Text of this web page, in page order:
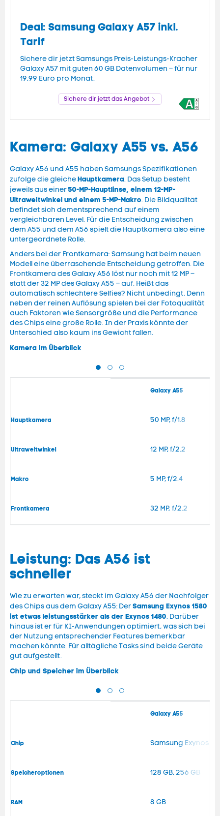
Deal: Samsung Galaxy A57 inkl.
Tarif
Sichere dir jetzt Samsungs Preis-Leistungs-Kracher
Galaxy A57 mit guten 60 GB Datenvolumen – für nur
19,99 Euro pro Monat.
Sichere dir jetzt das Angebot
Kamera: Galaxy A55 vs. A56
Galaxy A56 und A55 haben Samsungs Spezifikationen
zufolge die gleicheHauptkamera. Das Setup besteht
jeweils aus einer50-MP-Hauptlinse, einem 12-MP-
Ultraweitwinkel und einem 5-MP-Makro. Die Bildqualität
befindet sich dementsprechend auf einem
vergleichbaren Level. Für die Entscheidung zwischen
dem A55 und dem A56 spielt die Hauptkamera also eine
untergeordnete Rolle.
Anders bei der Frontkamera: Samsung hat beim neuen
Modell eine überraschende Entscheidung getroffen. Die
Frontkamera des Galaxy A56 löst nur noch mit 12 MP –
statt der 32 MP des Galaxy A55 – auf. Heißt das
automatisch schlechtere Selfies? Nicht unbedingt. Denn
neben der reinen Auflösung spielen bei der Fotoqualität
auch Faktoren wie Sensorgröße und die Performance
des Chips eine große Rolle. In der Praxis könnte der
Unterschied also kaum ins Gewicht fallen.
Kamera im Überblick
Galaxy A55
Hauptkamera 50 MP, f/1.8
Ultraweitwinkel 12 MP, f/2.2
Makro 5 MP, f/2.4
Frontkamera 32 MP, f/2.2
Leistung: Das A56 ist
schneller
Wie zu erwarten war, steckt im Galaxy A56 der Nachfolger
des Chips aus dem Galaxy A55: DerSamsung Exynos 1580
ist etwas leistungsstärker als der Exynos 1480. Darüber
hinaus ist er für KI-Anwendungen optimiert, was sich bei
der Nutzung entsprechender Features bemerkbar
machen könnte. Für alltägliche Tasks sind beide Geräte
gut aufgestellt.
Chip und Speicher im Überblick
Galaxy A55
Chip Samsung Exynos
Speicheroptionen 128 GB, 256 GB
RAM 8 GB